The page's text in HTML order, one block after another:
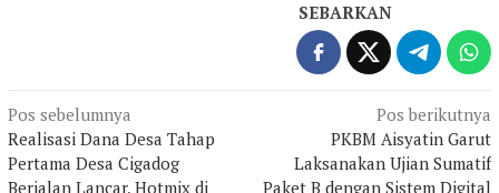
SEBARKAN
Navigasi
pos
Pos sebelumnya
Realisasi Dana Desa Tahap
Pertama Desa Cigadog
Berjalan Lancar, Hotmix di
Pos berikutnya
PKBM Aisyatin Garut
Laksanakan Ujian Sumatif
Paket B dengan Sistem Digital